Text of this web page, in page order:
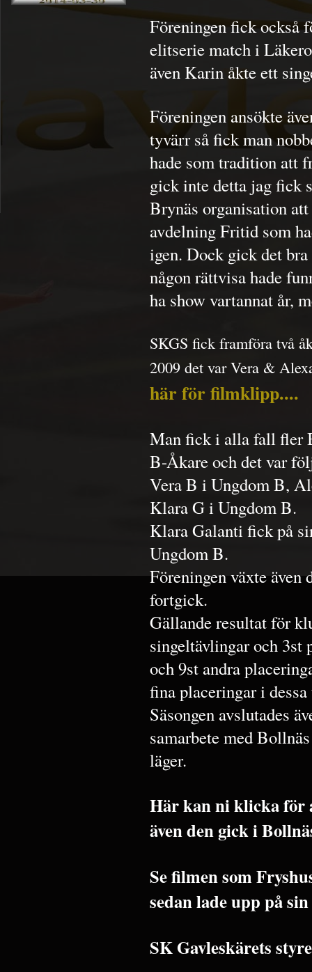
Föreningen fick också
elitserie match i
även Karin åkte ett
Föreningen ansökte
tyvärr så fick man
hade som tradition att
gick inte detta jag fick
Brynäs organisation
avdelning Fritid som
igen. Dock gick det
någon rättvisa hade
ha show vartannat år,
SKGS fick framföra två
2009 det var Vera &
här för filmklipp....
Man fick i alla fall fler
B-Åkare och det var
Vera B i Ungdom B,
Klara G i Ungdom B.
Klara Galanti fick på
Ungdom B.
Föreningen växte även
fortgick.
Gällande resultat för
singeltävlingar och 3st
och 9st andra
fina placeringar i
Säsongen avslutades
samarbete med
läger.
Här kan ni klicka för
även den gick i
Se filmen som
sedan lade upp på
SK Gavleskärets